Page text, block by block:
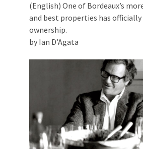
(English) One of Bordeaux’s
and best properties has officially
ownership.
by Ian D’Agata